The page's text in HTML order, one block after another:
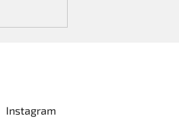
Instagram